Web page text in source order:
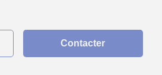
Contacter